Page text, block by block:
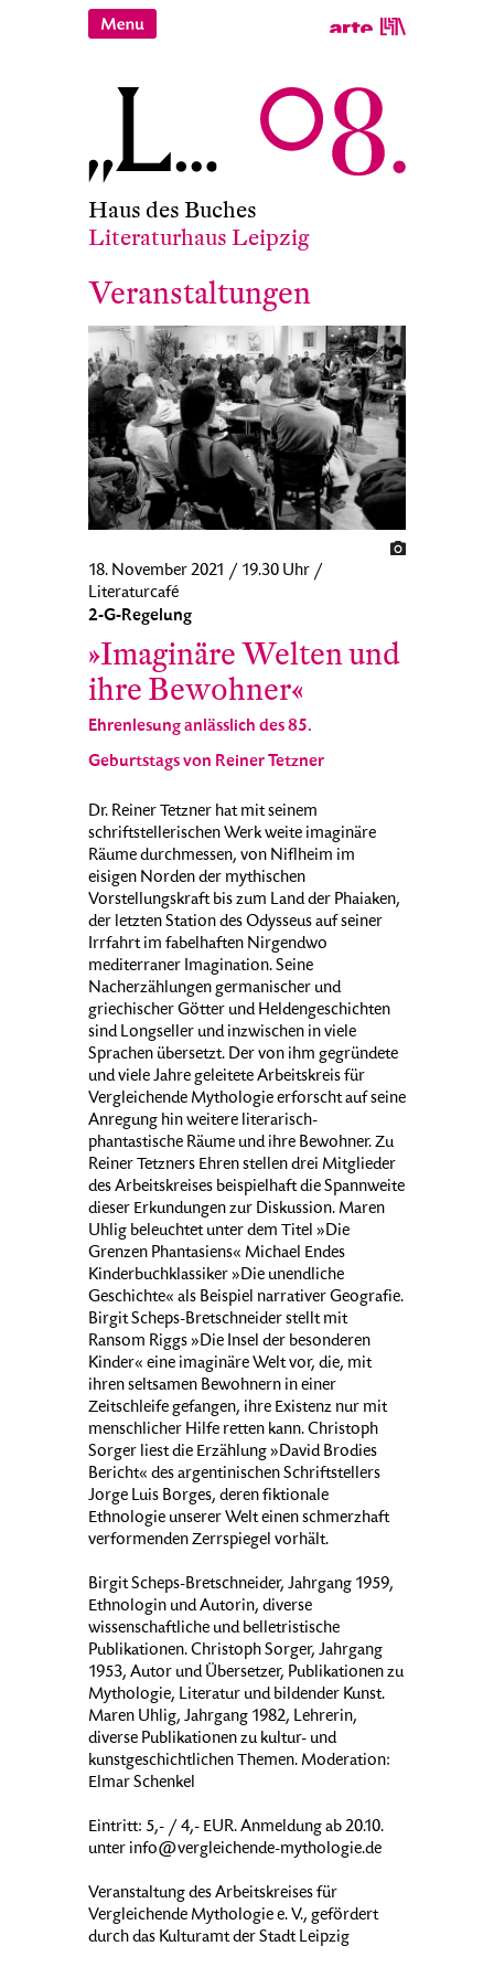
Haus des Buches
Literaturhaus Leipzig
Veranstaltungen
18. November 2021 / 19.30 Uhr /
Literaturcafé
2-G-Regelung
»Imaginäre Welten und
ihre Bewohner«
Ehrenlesung anlässlich des 85.
Geburtstags von Reiner Tetzner
Dr. Reiner Tetzner hat mit seinem
schriftstellerischen Werk weite imaginäre
Räume durchmessen, von Niflheim im
eisigen Norden der mythischen
Vorstellungskraft bis zum Land der Phaiaken,
der letzten Station des Odysseus auf seiner
Irrfahrt im fabelhaften Nirgendwo
mediterraner Imagination. Seine
Nacherzählungen germanischer und
griechischer Götter und Heldengeschichten
sind Longseller und inzwischen in viele
Sprachen übersetzt. Der von ihm gegründete
und viele Jahre geleitete Arbeitskreis für
Vergleichende Mythologie erforscht auf seine
Anregung hin weitere literarisch-
phantastische Räume und ihre Bewohner. Zu
Reiner Tetzners Ehren stellen drei Mitglieder
des Arbeitskreises beispielhaft die Spannweite
dieser Erkundungen zur Diskussion. Maren
Uhlig beleuchtet unter dem Titel »Die
Grenzen Phantasiens« Michael Endes
Kinderbuchklassiker »Die unendliche
Geschichte« als Beispiel narrativer Geografie.
Birgit Scheps-Bretschneider stellt mit
Ransom Riggs »Die Insel der besonderen
Kinder« eine imaginäre Welt vor, die, mit
ihren seltsamen Bewohnern in einer
Zeitschleife gefangen, ihre Existenz nur mit
menschlicher Hilfe retten kann. Christoph
Sorger liest die Erzählung »David Brodies
Bericht« des argentinischen Schriftstellers
Jorge Luis Borges, deren fiktionale
Ethnologie unserer Welt einen schmerzhaft
verformenden Zerrspiegel vorhält.
Birgit Scheps-Bretschneider, Jahrgang 1959,
Ethnologin und Autorin, diverse
wissenschaftliche und belletristische
Publikationen. Christoph Sorger, Jahrgang
1953, Autor und Übersetzer, Publikationen zu
Mythologie, Literatur und bildender Kunst.
Maren Uhlig, Jahrgang 1982, Lehrerin,
diverse Publikationen zu kultur- und
kunstgeschichtlichen Themen. Moderation:
Elmar Schenkel
Eintritt: 5,- / 4,- EUR. Anmeldung ab 20.10.
unter info@vergleichende-mythologie.de
Veranstaltung des Arbeitskreises für
Vergleichende Mythologie e. V., gefördert
durch das Kulturamt der Stadt Leipzig